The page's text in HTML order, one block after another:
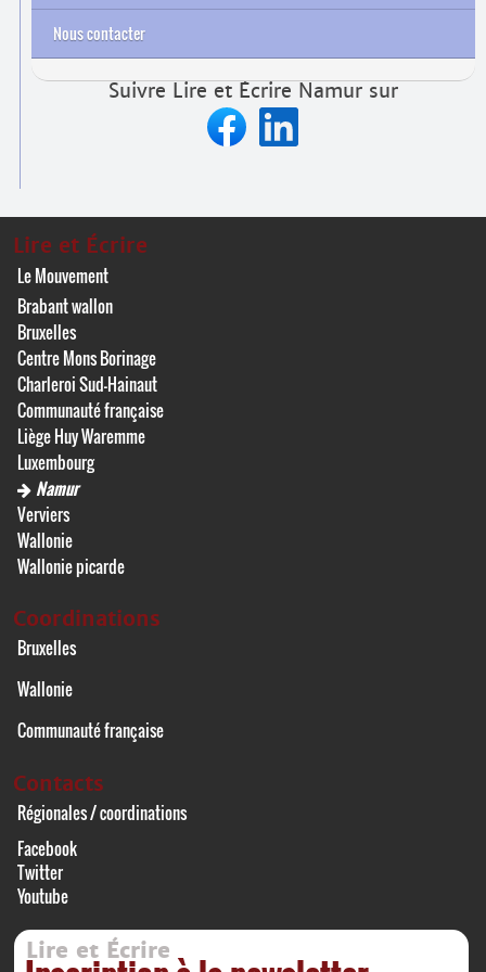
Nous contacter
Suivre Lire et Écrire Namur sur
Lire et Écrire
Le Mouvement
Brabant wallon
Bruxelles
Centre Mons Borinage
Charleroi Sud-Hainaut
Communauté française
Liège Huy Waremme
Luxembourg
Namur
Verviers
Wallonie
Wallonie picarde
Coordinations
Bruxelles
Wallonie
Communauté française
Contacts
Régionales / coordinations
Facebook
Twitter
Youtube
Lire et Écrire